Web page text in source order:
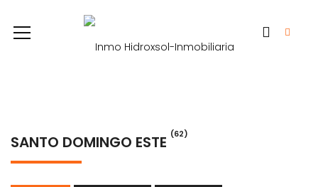
SANTO DOMINGO ESTE (62)